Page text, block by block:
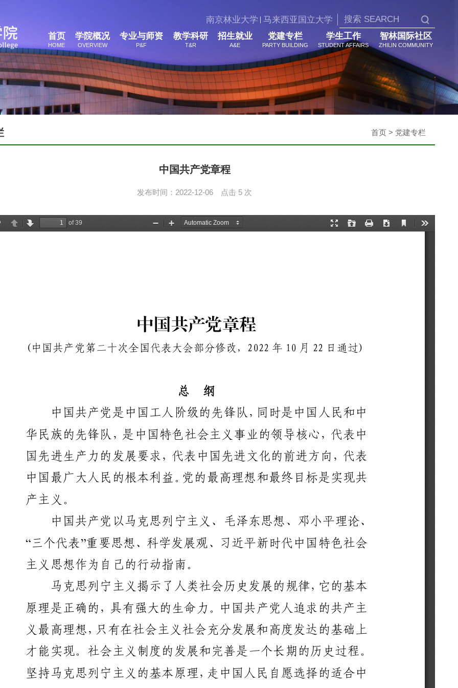
南京林业大学 马来西亚国立大学
首页
HOME
学院概况
OVERVIEW
专业与师资
P&F
教学科研
T&R
招生就业
A&E
党建专栏
PARTY BUILDING
学生工作
STUDENT AFFAIRS
智林国际社区
ZHILIN COMMUNITY
首页 > 党建专栏
中国共产党章程
发布时间：2022-12-06 点击 5 次